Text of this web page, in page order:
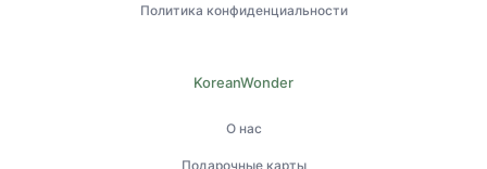
Политика конфиденциальности
KoreanWonder
О нас
Подарочные карты